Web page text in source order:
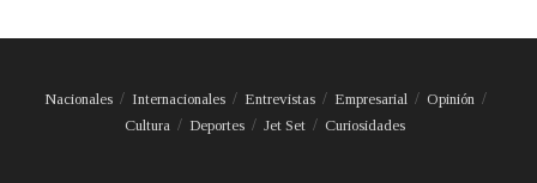
Nacionales Internacionales Entrevistas Empresarial
Opinión
Cultura
Deportes Jet Set Curiosidades